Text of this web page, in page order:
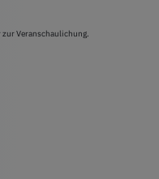
Veranschaulichung.